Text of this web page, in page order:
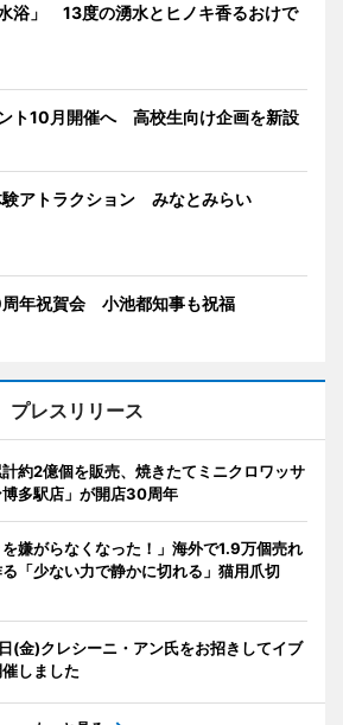
浴」 13度の湧水とヒノキ香るおけで
ト10月開催へ 高校生向け企画を新設
験アトラクション みなとみらい
年祝賀会 小池都知事も祝福
プレスリリース
計約2億個を販売、焼きたてミニクロワッサ
多駅店」が開店30周年
を嫌がらなくなった！」海外で1.9万個売れ
「少ない力で静かに切れる」猫用爪切
(金)クレシーニ・アン氏をお招きしてイブ
しました